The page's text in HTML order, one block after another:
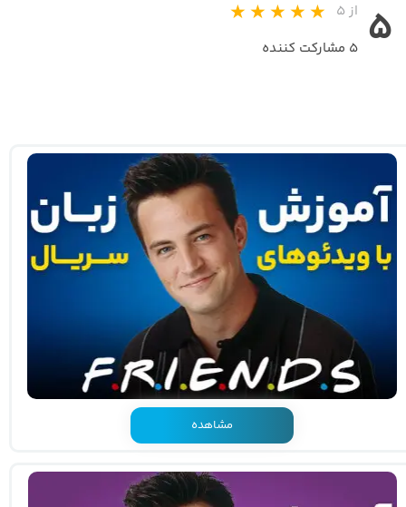
۵ از ۵
۵ مشارکت کننده
مشاهده